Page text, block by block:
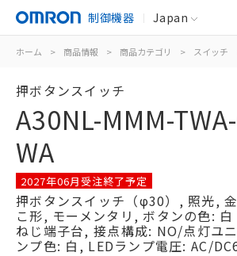
制御機器 Japan
ホーム > 商品情報 > 商品カテゴリ > スイッチ
押ボタンスイッチ
A30NL-MMM-
WA
2027年06月受注終了予定
押ボタンスイッチ（φ30）, 照光,
こ形, モーメンタリ, ボタンの色:
ねじ端子台, 接点構成: NO/点灯ユ
ンプ色: 白, LEDランプ電圧: AC/